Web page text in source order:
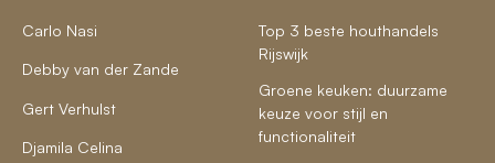
Carlo Nasi
Debby van der Zande
Gert Verhulst
Djamila Celina
Top 3 beste houthandels
Rijswijk
Groene keuken: duurzame
keuze voor stijl en
functionaliteit